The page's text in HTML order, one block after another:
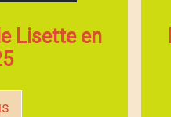
Lisette en